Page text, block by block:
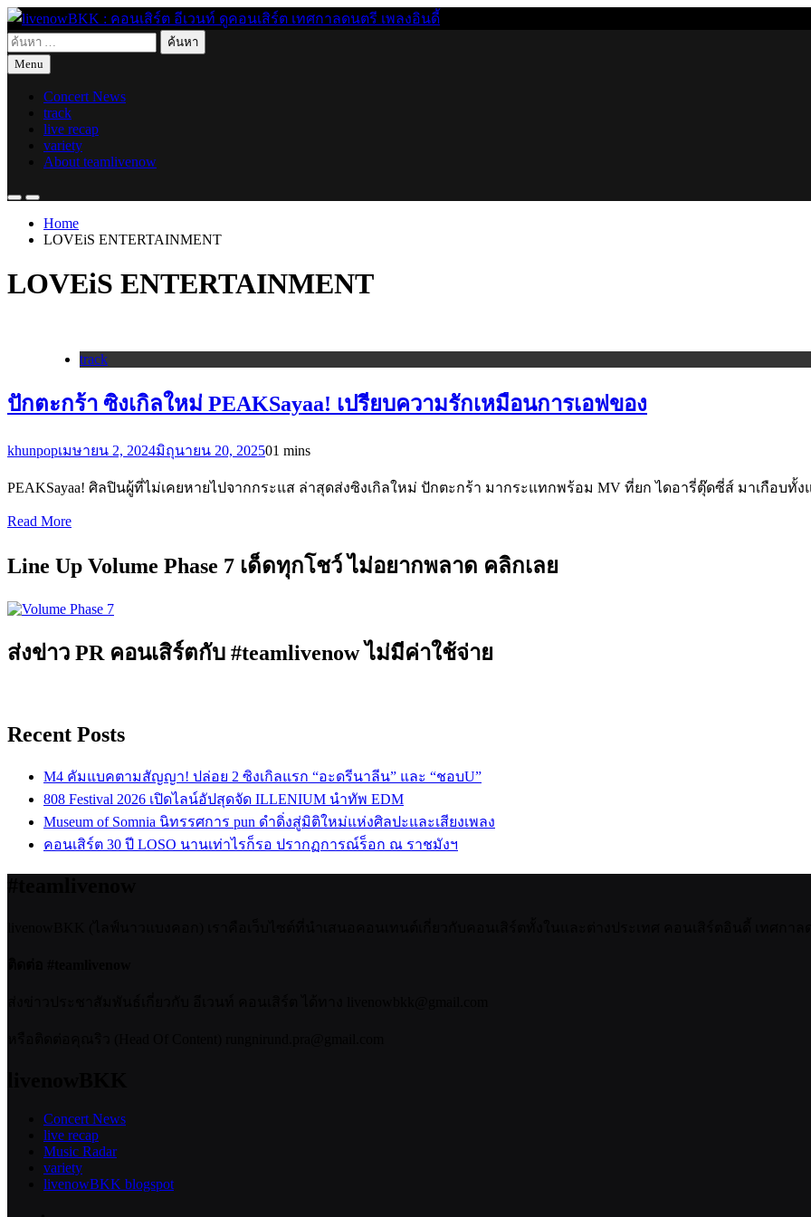
Skip
to
content
livenowBKK : คอนเสิร์ต อีเวนท์ ดูคอนเสิร์ต เทศกาลดนตรี เพลงอินดี้
live for today
ค้นหา
สำหรับ:
Menu
Concert News
track
live recap
variety
About teamlivenow
Home
LOVEiS ENTERTAINMENT
LOVEiS ENTERTAINMENT
track
ปักตะกร้า ซิงเกิลใหม่ PEAKSayaa! เปรียบความรักเหมือนการเอฟของ
khunpopเมษายน 2, 2024มิถุนายน 20, 202501 mins
PEAKSayaa! ศิลปินผู้ที่ไม่เคยหายไปจากกระแส ล่าสุดส่งซิงเกิลใหม่ ปักตะกร้า มากระแทกพร้อม MV ที่ยก ไดอารี่ตุ๊ดซี่ส์ มาเกือบทั้ง
Read More
Line Up Volume Phase 7 เด็ดทุกโชว์ ไม่อยากพลาด คลิกเลย
ส่งข่าว PR คอนเสิร์ตกับ #teamlivenow ไม่มีค่าใช้จ่าย
Recent Posts
M4 คัมแบคตามสัญญา! ปล่อย 2 ซิงเกิลแรก “อะดรีนาลีน” และ “ชอบU”
808 Festival 2026 เปิดไลน์อัปสุดจัด ILLENIUM นำทัพ EDM
Museum of Somnia นิทรรศการ pun ดำดิ่งสู่มิติใหม่แห่งศิลปะและเสียงเพลง
คอนเสิร์ต 30 ปี LOSO นานเท่าไรก็รอ ปรากฏการณ์ร็อก ณ ราชมังฯ
Concert News
live recap
Music Radar
variety
livenowBKK blogspot